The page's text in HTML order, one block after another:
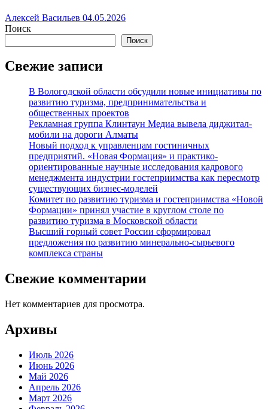
Алексей Васильев 04.05.2026
Поиск
Поиск
Свежие записи
В Вологодской области обсудили новые инициативы по
развитию туризма, предпринимательства и
общественных проектов
Рекламная группа Клинтаун Медиа вывела диджитал-
мобили на дороги Алматы
Новый подход к управленцам гостиничных
предприятий. «Новая Формация» и практико-
ориентированные научные исследования кадрового
менеджмента индустрии гостеприимства как пересмотр
существующих бизнес-моделей
Комитет по развитию туризма и гостеприимства «Новой
Формации» принял участие в круглом столе по
развитию туризма в Московской области
Высший горный совет России сформировал
предложения по развитию минерально-сырьевого
комплекса страны
Свежие комментарии
Нет комментариев для просмотра.
Архивы
Июль 2026
Июнь 2026
Май 2026
Апрель 2026
Март 2026